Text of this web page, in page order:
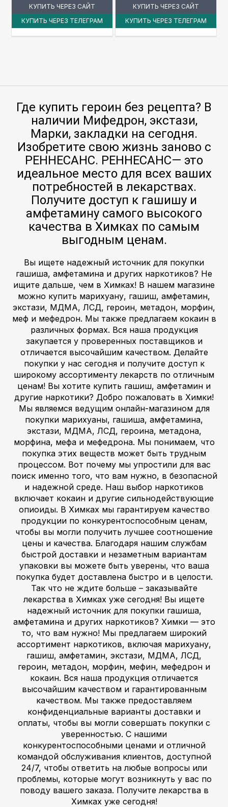
КУПИТЬ ЧЕРЕЗ САЙТ
КУПИТЬ ЧЕРЕЗ ТЕЛЕГРАМ
КУПИТЬ ЧЕРЕЗ САЙТ
КУПИТЬ ЧЕРЕЗ ТЕЛЕГРАМ
Где купить героин без рецепта? В
наличии Мифедрон, экстази,
Марки, закладки на сегодня.
Изобретите свою жизнь заново с
РЕННЕСАНС. РЕННЕСАНС— это
идеальное место для всех ваших
потребностей в лекарствах.
Получите доступ к гашишу и
амфетамину самого высокого
качества в Химках по самым
выгодным ценам.
Вы ищете надежный источник для покупки
гашиша, амфетамина и других наркотиков? Не
ищите дальше, чем в Химках! В нашем магазине
можно купить марихуану, гашиш, амфетамин,
экстази, МДМА, ЛСД, героин, метадон, морфин,
меф и мефедрон. Мы также предлагаем кокаин в
различных формах. Вся наша продукция
закупается у проверенных поставщиков и
отличается высочайшим качеством. Делайте
покупки у нас сегодня и получите доступ к
широкому ассортименту лекарств по отличным
ценам! Вы хотите купить гашиш, амфетамин и
другие наркотики? Добро пожаловать в Химки!
Мы являемся ведущим онлайн-магазином для
покупки марихуаны, гашиша, амфетамина,
экстази, МДМА, ЛСД, героина, метадона,
морфина, мефа и мефедрона. Мы понимаем, что
покупка этих веществ может быть трудным
процессом. Вот почему мы упростили для вас
поиск именно того, что вам нужно, в безопасной
и надежной среде. Наш выбор наркотиков
включает кокаин и другие сильнодействующие
опиоиды. В Химках мы гарантируем качество
продукции по конкурентоспособным ценам,
чтобы вы могли получить лучшее соотношение
цены и качества. Благодаря нашим службам
быстрой доставки и незаметным вариантам
упаковки вы можете быть уверены, что ваша
покупка будет доставлена быстро и в целости.
Так что не ждите больше – заказывайте
лекарства в Химках уже сегодня! Вы ищете
надежный источник для покупки гашиша,
амфетамина и других наркотиков? Химки — это
то, что вам нужно! Мы предлагаем широкий
ассортимент наркотиков, включая марихуану,
гашиш, амфетамин, экстази, МДМА, ЛСД,
героин, метадон, морфин, мефин, мефедрон и
кокаин. Вся наша продукция отличается
высочайшим качеством и гарантированным
качеством. Мы также предоставляем
конфиденциальные варианты доставки и
оплаты, чтобы вы могли совершать покупки с
уверенностью. С нашими
конкурентоспособными ценами и отличной
командой обслуживания клиентов, доступной
24/7, чтобы ответить на любые вопросы или
проблемы, которые могут возникнуть у вас по
поводу вашего заказа. Получите лекарства в
Химках уже сегодня!